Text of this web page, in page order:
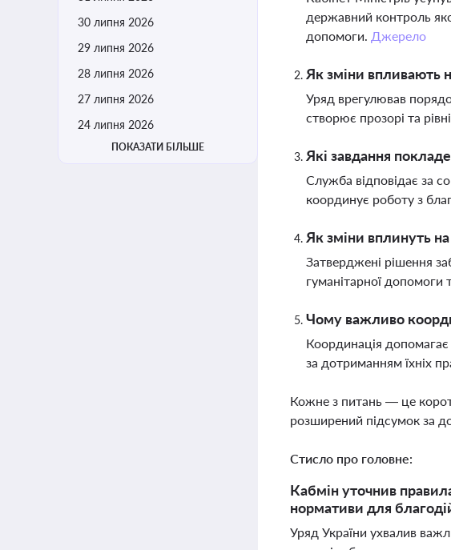
30 липня 2026
29 липня 2026
28 липня 2026
27 липня 2026
24 липня 2026
ПОКАЗАТИ БІЛЬШЕ
державний контроль
допомоги. Джерело
Як зміни впливають
Уряд врегулював
створює прозорі та
Які завдання
Служба відповідає за
координує роботу з
Як зміни вплинуть на
Затверджені рішення
гуманітарної допомоги
Чому важливо
Координація
за дотриманням їхніх
Кожне з питань — це
розширений підсумок за
Стисло про головне:
Кабмін уточнив
нормативи для
Уряд України ухвалив